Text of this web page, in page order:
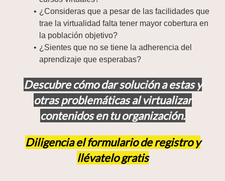
¿Consideras que a pesar de las facilidades que
trae la virtualidad falta tener mayor cobertura en
la población objetivo?
¿Sientes que no se tiene la adherencia del
aprendizaje que esperabas?
Descubre cómo dar solución a estas y
otras problemáticas al virtualizar
contenidos en tu organización.
Diligencia el formulario de registro y
llévatelo gratis